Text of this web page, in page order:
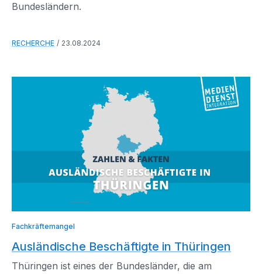
Bundesländern.
RECHERCHE 23.08.2024
Fachkräftemangel
Ausländische Beschäftigte in Thüringen
Thüringen ist eines der Bundesländer, die am